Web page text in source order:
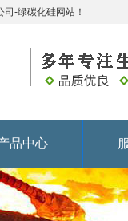
-绿碳化硅网站！
品中心